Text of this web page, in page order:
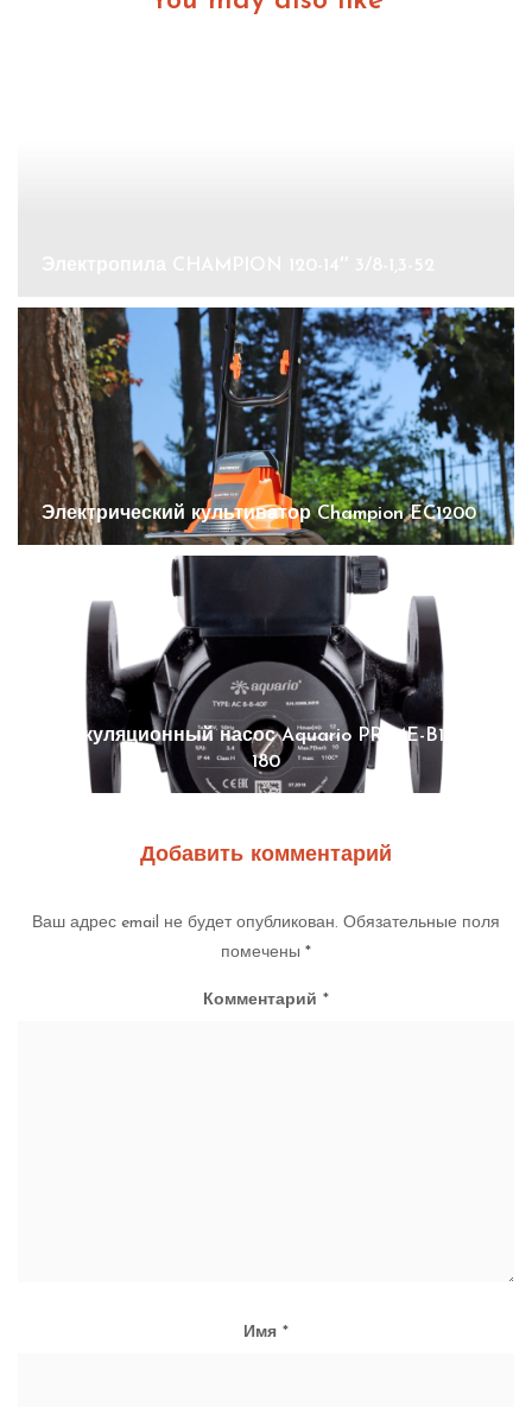
Электрический культиватор Champion EC1200
Циркуляционный насос Aquario PRIME-B1-258-
180
Добавить комментарий
Ваш адрес email не будет опубликован. Обязательные поля
помечены *
Комментарий *
Имя *